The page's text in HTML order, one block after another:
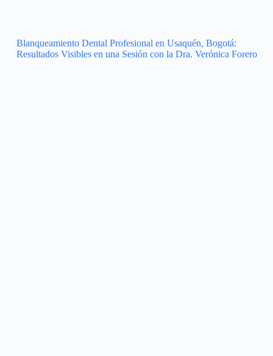
Blanqueamiento Dental Profesional en Usaquén, Bogotá:
Resultados Visibles en una Sesión con la Dra. Verónica Forero